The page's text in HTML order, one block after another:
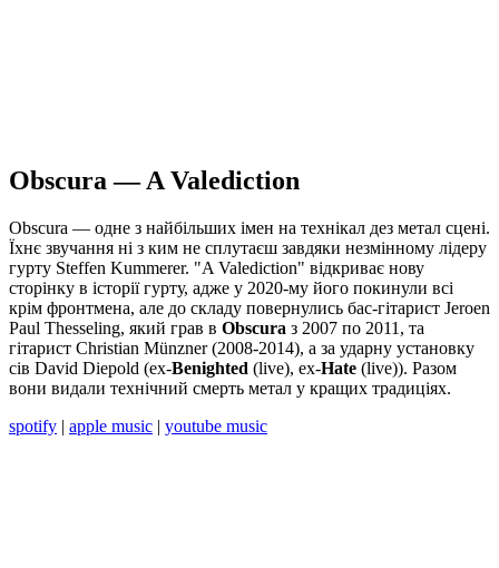
Obscura — A Valediction
Obscura — одне з найбільших імен на технікал дез метал сцені.
Їхнє звучання ні з ким не сплутаєш завдяки незмінному лідеру
гурту Steffen Kummerer. "A Valediction" відкриває нову
сторінку в історії гурту, адже у 2020-му його покинули всі
крім фронтмена, але до складу повернулись бас-гітарист Jeroen
Paul Thesseling, який грав в Obscura з 2007 по 2011, та
гітарист Christian Münzner (2008-2014), а за ударну установку
сів David Diepold (ex-Benighted (live), ex-Hate (live)). Разом
вони видали технічний смерть метал у кращих традиціях.
spotify | apple music | youtube music